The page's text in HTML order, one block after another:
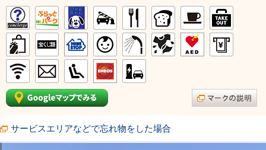
サービスエリアなどで忘れ物をした場合